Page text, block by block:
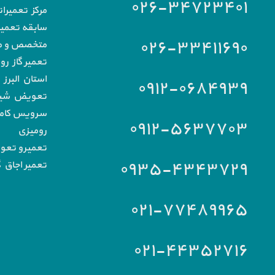
مرکز
سابقه
متخصص و
تعمیر گاز
استان
تعویض
سرویس
رومیزی
تعمیرو
تعمیر
۰۲۶-۳۴۷۲۳۴۰۱
۰۲۶-۳۳۴۱۱۶۹۰
۰۹۱۲-۰۶۸۴۹۳۹
۰۹۱۲-۵۶۳۷۷۰۳
۰۹۳۵-۴۳۴۳۷۲۹
۰۲۱-۷۷۴۸۹۹۶۵
۰۲۱-۴۴۳۵۲۷۱۶